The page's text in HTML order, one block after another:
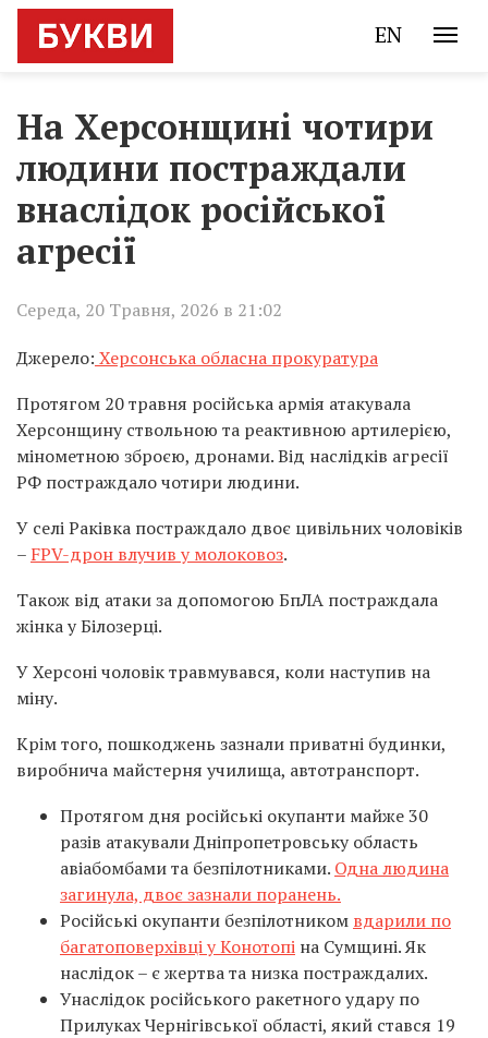
EN
На Херсонщині чотири
людини постраждали
внаслідок російської
агресії
Середа, 20 Травня, 2026 в 21:02
Джерело: Херсонська обласна прокуратура
Протягом 20 травня російська армія атакувала
Херсонщину ствольною та реактивною артилерією,
мінометною зброєю, дронами. Від наслідків агресії
РФ постраждало чотири людини.
У селі Раківка постраждало двоє цивільних чоловіків
– FPV-дрон влучив у молоковоз.
Також від атаки за допомогою БпЛА постраждала
жінка у Білозерці.
У Херсоні чоловік травмувався, коли наступив на
міну.
Крім того, пошкоджень зазнали приватні будинки,
виробнича майстерня училища, автотранспорт.
Протягом дня російські окупанти майже 30
разів атакували Дніпропетровську область
авіабомбами та безпілотниками. Одна людина
загинула, двоє зазнали поранень.
Російські окупанти безпілотником вдарили по
багатоповерхівці у Конотопі на Сумщині. Як
наслідок – є жертва та низка постраждалих.
Унаслідок російського ракетного удару по
Прилуках Чернігівської області, який стався 19